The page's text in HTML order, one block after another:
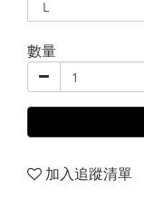
數量
加入追蹤清單